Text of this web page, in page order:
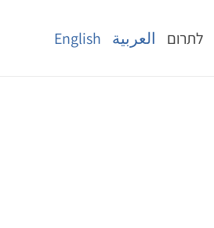
לתרום العربية English